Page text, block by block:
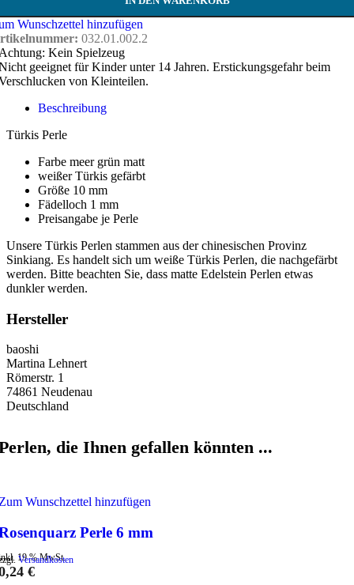
Wunschzettel hinzufügen
032.01.002.2
Kein Spielzeug
geeignet für Kinder unter 14 Jahren. Erstickungsgefahr beim
von Kleinteilen.
Beschreibung
Türkis Perle
Farbe meer grün matt
weißer Türkis gefärbt
Größe 10 mm
Fädelloch 1 mm
Preisangabe je Perle
Unsere Türkis Perlen stammen aus der chinesischen Provinz
Sinkiang. Es handelt sich um weiße Türkis Perlen, die nachgefärbt
werden. Bitte beachten Sie, dass matte Edelstein Perlen etwas
dunkler werden.
Hersteller
baoshi
Martina Lehnert
Römerstr. 1
74861 Neudenau
Deutschland
die Ihnen gefallen könnten ...
Wunschzettel hinzufügen
Perle 6 mm
19 % MwSt.
Versandkosten
€